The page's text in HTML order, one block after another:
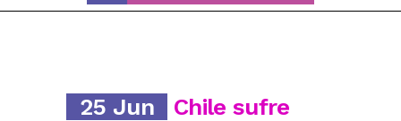
25 Jun
Chile sufre